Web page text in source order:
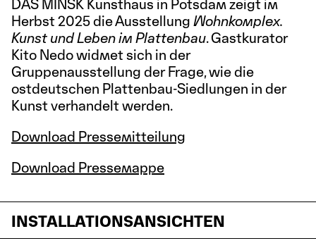
DAS MINSK Kunsthaus in Potsdam zeigt im
Herbst 2025 die Ausstellung Wohnkomplex.
Kunst und Leben im Plattenbau. Gastkurator
Kito Nedo widmet sich in der
Gruppenausstellung der Frage, wie die
ostdeutschen Plattenbau-Siedlungen in der
Kunst verhandelt werden.
Download Pressemitteilung
Download Pressemappe
INSTALLATIONSANSICHTEN